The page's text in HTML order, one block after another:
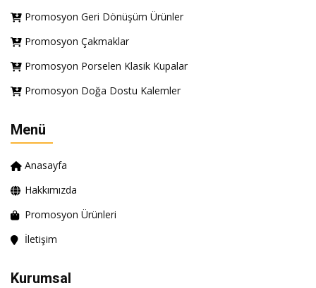
Promosyon Geri Dönüşüm Ürünler
Promosyon Çakmaklar
Promosyon Porselen Klasik Kupalar
Promosyon Doğa Dostu Kalemler
Menü
Anasayfa
Hakkımızda
Promosyon Ürünleri
İletişim
Kurumsal